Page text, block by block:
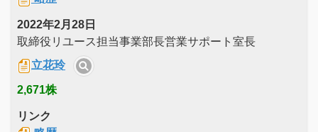
2022年2月28日
取締役リユース担当事業部長営業サポート室長
立花玲
2,671株
リンク